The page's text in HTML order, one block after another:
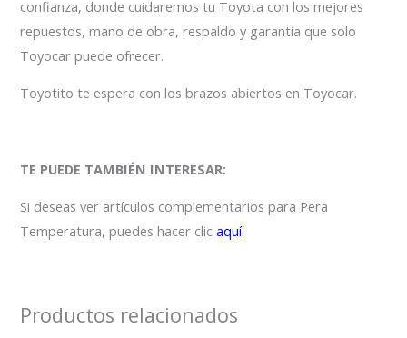
confianza, donde cuidaremos tu Toyota con los mejores
repuestos, mano de obra, respaldo y garantía que solo
Toyocar puede ofrecer.
Toyotito te espera con los brazos abiertos en Toyocar.
TE PUEDE TAMBIÉN INTERESAR:
Si deseas ver artículos complementarios para Pera
Temperatura, puedes hacer clicaquí.
Productos relacionados